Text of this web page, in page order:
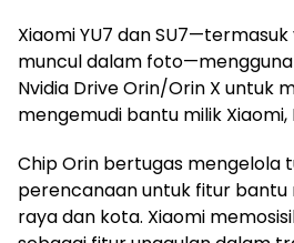
Xiaomi YU7 dan
muncul dalam
Nvidia Drive Orin/Orin X untuk
mengemudi bantu milik Xiaomi,
Chip Orin bertugas mengelola
perencanaan untuk fitur bantu
raya dan kota. Xiaomi